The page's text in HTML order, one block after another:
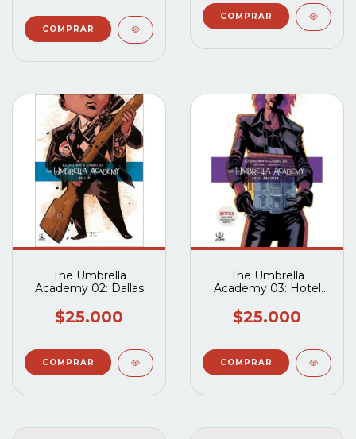
The Umbrella
Academy 02: Dallas
$25.000
The Umbrella
Academy 03: Hotel
$25.000